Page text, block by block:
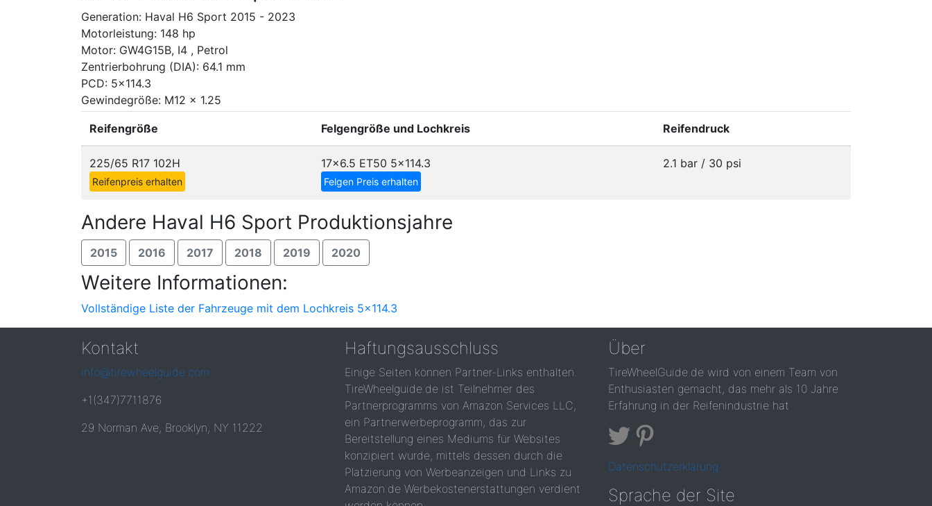
Generation: Haval H6 Sport 2015 - 2023
Motorleistung: 148 hp
Motor: GW4G15B, I4 , Petrol
Zentrierbohrung (DIA): 64.1 mm
PCD: 5x114.3
Gewindegröße: M12 x 1.25
Reifengröße Felgengröße und Lochkreis Reifendruck
225/65 R17 102H
Reifenpreis erhalten
17x6.5 ET50 5x114.3
Felgen Preis erhalten
2.1 bar / 30 psi
Andere Haval H6 Sport Produktionsjahre
2015 2016 2017 2018 2019 2020
Weitere Informationen:
Vollständige Liste der Fahrzeuge mit dem Lochkreis 5x114.3
Kontakt
info@tirewheelguide.com
+1(347)7711876
29 Norman Ave, Brooklyn, NY 11222
Haftungsausschluss
Einige Seiten können Partner-Links enthalten.
TireWheelguide.de ist Teilnehmer des
Partnerprogramms von Amazon Services LLC,
ein Partnerwerbeprogramm, das zur
Bereitstellung eines Mediums für Websites
konzipiert wurde, mittels dessen durch die
Platzierung von Werbeanzeigen und Links zu
Amazon.de Werbekostenerstattungen verdient
Über
TireWheelGuide.de wird von einem Team von
Enthusiasten gemacht, das mehr als 10 Jahre
Erfahrung in der Reifenindustrie hat
Datenschutzerklärung
Sprache der Site